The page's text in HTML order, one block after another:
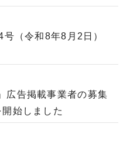
（令和8年8月2日）
広告掲載事業者の募集
開始しました